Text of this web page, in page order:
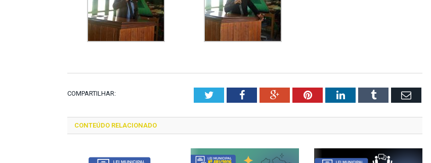
COMPARTILHAR: TwitterFacebookGoogle+PinterestLinkedInTumblr Email
CONTEÚDO RELACIONADO